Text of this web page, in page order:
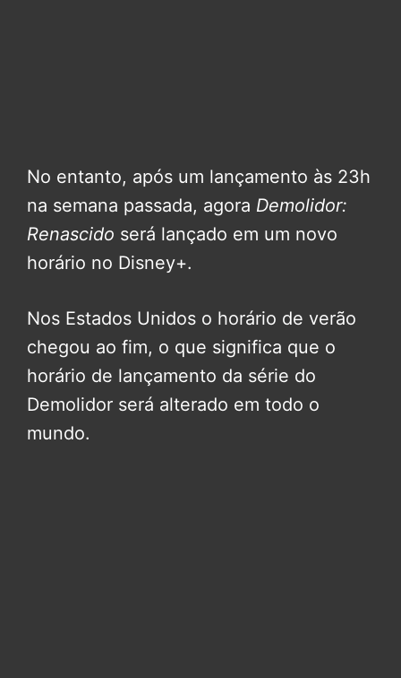
No entanto, após um lançamento às 23h
na semana passada, agora Demolidor:
Renascido será lançado em um novo
horário no Disney+.
Nos Estados Unidos o horário de verão
chegou ao fim, o que significa que o
horário de lançamento da série do
Demolidor será alterado em todo o
mundo.